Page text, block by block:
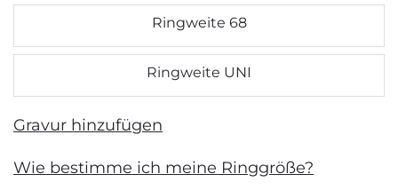
Ringweite 68
Ringweite UNI
Gravur hinzufügen
Wie bestimme ich meine Ringgröße?